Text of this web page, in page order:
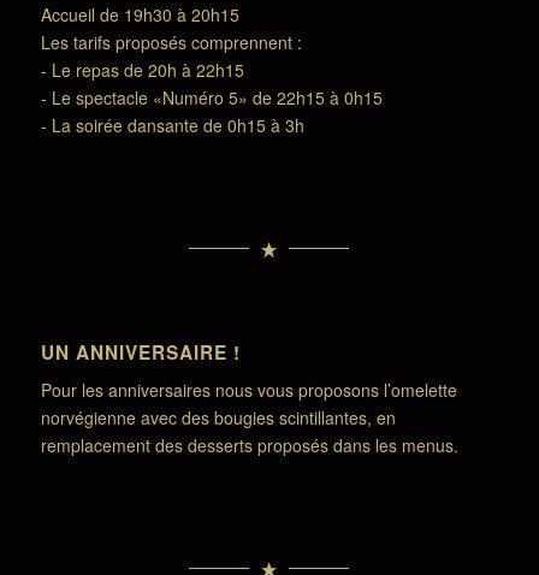
Accueil de 19h30 à 20h15
Les tarifs proposés comprennent :
- Le repas de 20h à 22h15
- Le spectacle «Numéro 5» de 22h15 à 0h15
- La soirée dansante de 0h15 à 3h
UN ANNIVERSAIRE !
Pour les anniversaires nous vous proposons l’omelette
norvégienne avec des bougies scintillantes, en
remplacement des desserts proposés dans les menus.